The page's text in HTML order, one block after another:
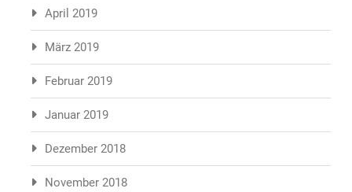
April 2019
März 2019
Februar 2019
Januar 2019
Dezember 2018
November 2018